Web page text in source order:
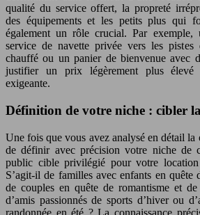
qualité du service offert, la propreté
des équipements et les petits plus qui
également un rôle crucial. Par exemple,
service de navette privée vers les
chauffé ou un panier de bienvenue avec
justifier un prix légèrement plus élevé
exigeante.
Définition de votre niche : cibler
Une fois que vous avez analysé en détail la
de définir avec précision votre niche de
public cible privilégié pour votre
S’agit-il de familles avec enfants en quête
de couples en quête de romantisme et
d’amis passionnés de sports d’hiver ou
randonnée en été ? La connaissance